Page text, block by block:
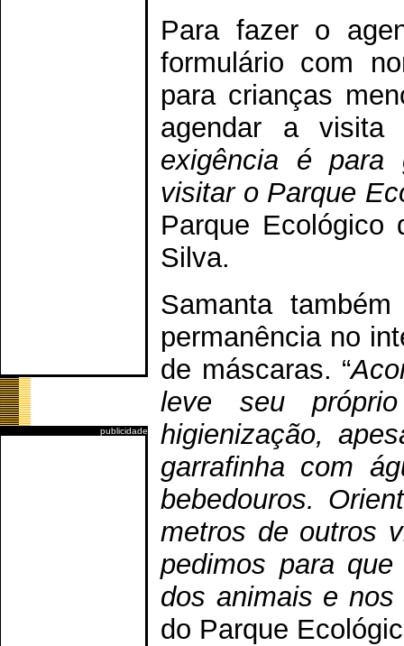
publicidade
Para fazer o
formulário com
para crianças
agendar a
exigência é para
visitar o Parque
Parque Ecológico
Silva.
Samanta
permanência no
de máscaras. “
leve seu
higienização,
garrafinha com
bebedouros.
metros de outros
pedimos para
dos animais e nos
do Parque